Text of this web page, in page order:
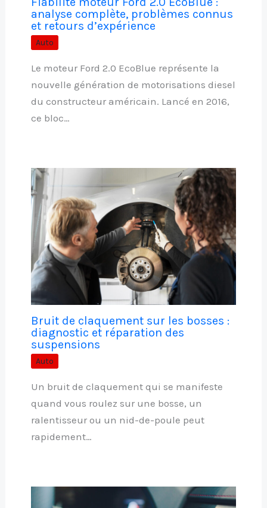
analyse complète, problèmes connus
et retours d’expérience
Auto
Le moteur Ford 2.0 EcoBlue représente la
nouvelle génération de motorisations diesel
du constructeur américain. Lancé en 2016,
ce bloc…
Bruit de claquement sur les bosses :
diagnostic et réparation des
suspensions
Auto
Un bruit de claquement qui se manifeste
quand vous roulez sur une bosse, un
ralentisseur ou un nid-de-poule peut
rapidement…